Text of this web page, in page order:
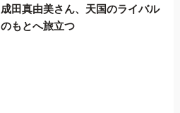
成田真由美さん、天国のライバル
のもとへ旅立つ